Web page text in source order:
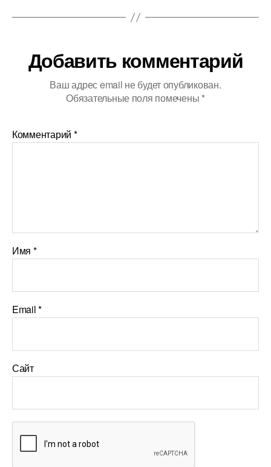
Добавить комментарий
Ваш адрес email не будет опубликован.
Обязательные поля помечены *
Комментарий *
Имя *
Email*
Сайт